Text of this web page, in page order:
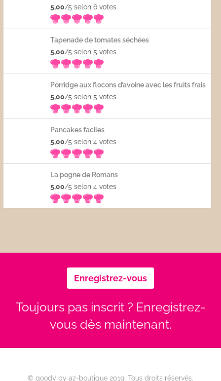
5,00/5 selon 6votes
Tapenade de tomates séchées
5,00/5 selon 5votes
Porridge aux flocons d’avoine avec les fruits frais
5,00/5 selon 5votes
Pancakes faciles
5,00/5 selon 4votes
La pogne de Romans
5,00/5 selon 4votes
Enregistrez-vous
Toujours pas inscrit ? Enregistrez-
vous dès maintenant.
© goody by az-boutique 2019. Tous droits réservés.